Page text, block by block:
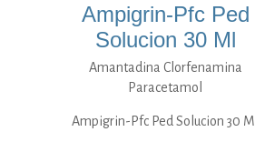
Ampigrin-Pfc Ped
Solucion 30 Ml
Amantadina Clorfenamina
Paracetamol
Ampigrin-Pfc Ped Solucion 30 Ml